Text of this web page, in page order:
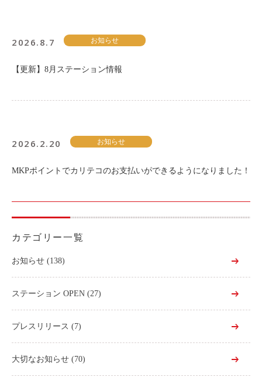
2026.8.7 お知らせ
【更新】8月ステーション情報
2026.2.20 お知らせ
MKPポイントでカリテコのお支払いができるようになりました！
カテゴリー一覧
お知らせ (138)
ステーション OPEN (27)
プレスリリース (7)
大切なお知らせ (70)